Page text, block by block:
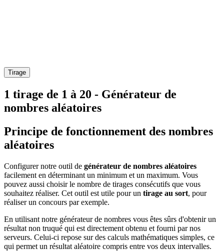
Tirage
1 tirage de 1 à 20 - Générateur de
nombres aléatoires
Principe de fonctionnement des nombres
aléatoires
Configurer notre outil de générateur de nombres aléatoires
facilement en déterminant un minimum et un maximum. Vous
pouvez aussi choisir le nombre de tirages consécutifs que vous
souhaitez réaliser. Cet outil est utile pour un tirage au sort, pour
réaliser un concours par exemple.
En utilisant notre générateur de nombres vous êtes sûrs d'obtenir un
résultat non truqué qui est directement obtenu et fourni par nos
serveurs. Celui-ci repose sur des calculs mathématiques simples, ce
qui permet un résultat aléatoire compris entre vos deux intervalles.